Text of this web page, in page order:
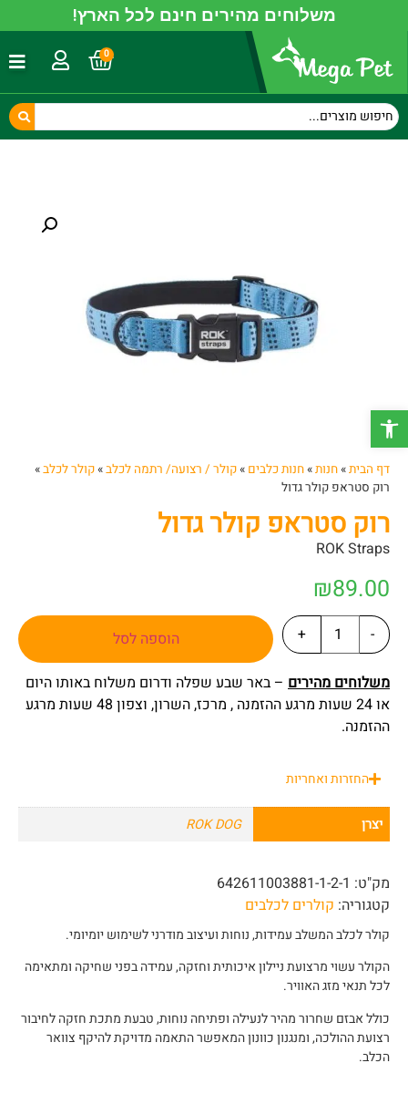
פתח סרגל נגישות
משלוחים מהירים חינם לכל הארץ!
0
דף הבית»חנות»חנות כלבים »קולר / רצועה/ רתמה לכלב»קולר לכלב»
רוק סטראפ קולר גדול
רוק סטראפ קולר גדול
ROK Straps
₪89.00
-
+
הוספה לסל
משלוחים מהירים – באר שבע שפלה ודרום משלוח באותו היום
או 24 שעות מרגע ההזמנה , מרכז, השרון, וצפון 48 שעות מרגע
ההזמנה.
החזרות ואחריות
יצרן ROK DOG
מק"ט: 642611003881-1-2-1
קטגוריה: קולרים לכלבים
קולר לכלב המשלב עמידות, נוחות ועיצוב מודרני לשימוש יומיומי.
הקולר עשוי מרצועת ניילון איכותית וחזקה, עמידה בפני שחיקה ומתאימה
לכל תנאי מזג האוויר.
כולל אבזם שחרור מהיר לנעילה ופתיחה נוחות, טבעת מתכת חזקה לחיבור
רצועת ההולכה, ומנגנון כוונון המאפשר התאמה מדויקת להיקף צוואר
הכלב.